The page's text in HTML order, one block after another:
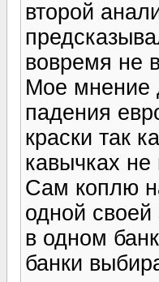
второй
вовремя не
Мое мнение
падения
краски так
кавычках
Сам коплю
одной
в одном
банки